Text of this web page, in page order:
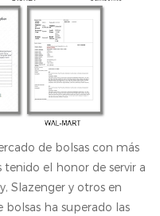
de bolsas con más
tenido el honor de servir a
Slazenger y otros en
ha superado las